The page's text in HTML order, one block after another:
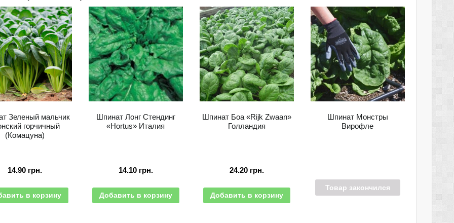
Зеленый мальчик
горчичный
(Комацуна)
14.90 грн.
в корзину
Шпинат Лонг Стендинг
«Hortus» Италия
14.10 грн.
Добавить в корзину
Шпинат Боа «Rijk Zwaan»
Голландия
24.20 грн.
Добавить в корзину
Шпинат Монстры
Вирофле
Товар закончился